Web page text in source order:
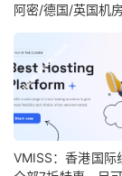
阿密/德国/英国机房
VMISS：香港国际